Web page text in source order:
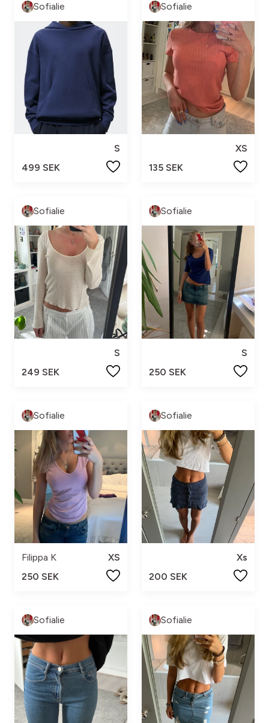
Sofialie
S
499 SEK
Sofialie
XS
135 SEK
Sofialie
S
249 SEK
Sofialie
S
250 SEK
Sofialie
Filippa K
XS
250 SEK
Sofialie
Xs
200 SEK
Sofialie Sofialie